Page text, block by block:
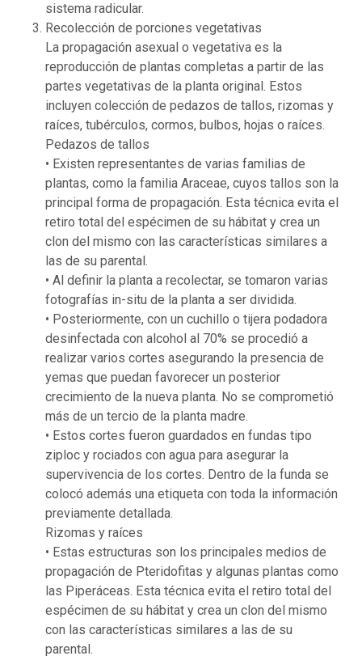
sistema radicular.
Recolección de porciones vegetativas
La propagación asexual o vegetativa es la
reproducción de plantas completas a partir de las
partes vegetativas de la planta original. Estos
incluyen colección de pedazos de tallos, rizomas y
raíces, tubérculos, cormos, bulbos, hojas o raíces.
Pedazos de tallos
• Existen representantes de varias familias de
plantas, como la familia Araceae, cuyos tallos son la
principal forma de propagación. Esta técnica evita el
retiro total del espécimen de su hábitat y crea un
clon del mismo con las características similares a
las de su parental.
• Al definir la planta a recolectar, se tomaron varias
fotografías in-situ de la planta a ser dividida.
• Posteriormente, con un cuchillo o tijera podadora
desinfectada con alcohol al 70% se procedió a
realizar varios cortes asegurando la presencia de
yemas que puedan favorecer un posterior
crecimiento de la nueva planta. No se comprometió
más de un tercio de la planta madre.
• Estos cortes fueron guardados en fundas tipo
ziploc y rociados con agua para asegurar la
supervivencia de los cortes. Dentro de la funda se
colocó además una etiqueta con toda la información
previamente detallada.
Rizomas y raíces
• Estas estructuras son los principales medios de
propagación de Pteridofitas y algunas plantas como
las Piperáceas. Esta técnica evita el retiro total del
espécimen de su hábitat y crea un clon del mismo
con las características similares a las de su
parental.